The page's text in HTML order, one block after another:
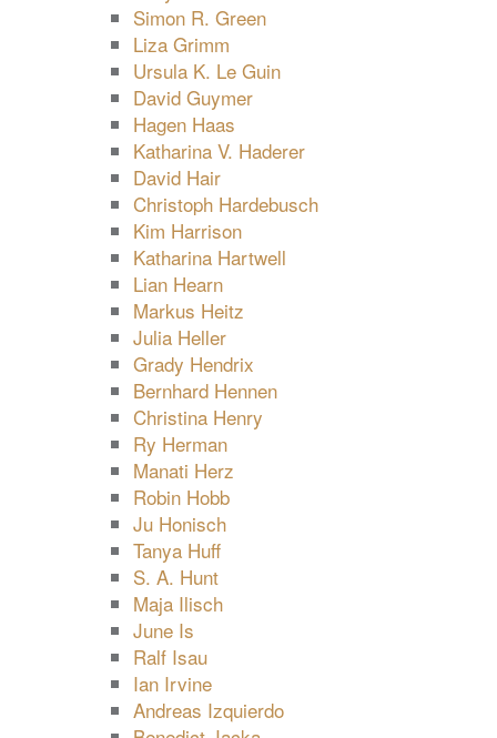
Simon R. Green
Liza Grimm
Ursula K. Le Guin
David Guymer
Hagen Haas
Katharina V. Haderer
David Hair
Christoph Hardebusch
Kim Harrison
Katharina Hartwell
Lian Hearn
Markus Heitz
Julia Heller
Grady Hendrix
Bernhard Hennen
Christina Henry
Ry Herman
Manati Herz
Robin Hobb
Ju Honisch
Tanya Huff
S. A. Hunt
Maja Ilisch
June Is
Ralf Isau
Ian Irvine
Andreas Izquierdo